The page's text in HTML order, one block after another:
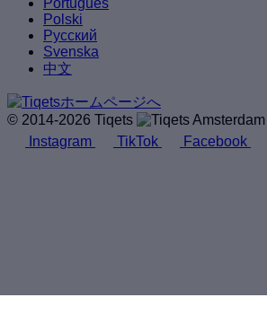
Polski
Русский
Svenska
中文
© 2014-2026 Tiqets
Instagram
TikTok Facebook